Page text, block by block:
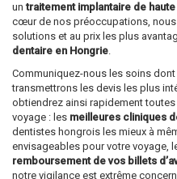
untraitement implantaire de
cœur de nos préoccupations,
solutions et au prix les plus
dentaire en Hongrie.
Communiquez-nous les soins
transmettrons les devis les plus
obtiendrez ainsi rapidement
voyage : les meilleures cliniques
dentistes hongrois les mieux à
envisageables pour votre voyage,
remboursement de vos billets
notre vigilance est extrême